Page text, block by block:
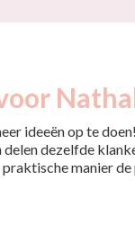
ideeën op te
dezelfde
manier